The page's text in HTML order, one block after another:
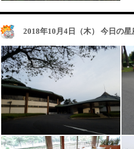
2018年10月4日（木） 今日の